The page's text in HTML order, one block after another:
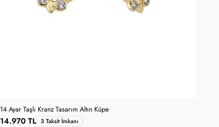
14 Ayar Taşlı Kranz Tasarım Altın Küpe
14.970 TL 3 Taksit İmkanı